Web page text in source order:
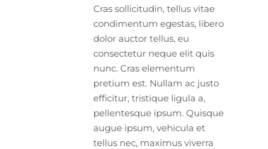
Cras sollicitudin, tellus vitae
condimentum egestas, libero
dolor auctor tellus, eu
consectetur neque elit quis
nunc. Cras elementum
pretium est. Nullam ac justo
efficitur, tristique ligula a,
pellentesque ipsum. Quisque
augue ipsum, vehicula et
tellus nec, maximus viverra